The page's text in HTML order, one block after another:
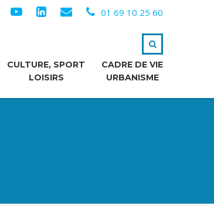
01 69 10 25 60
CULTURE, SPORT
LOISIRS
CADRE DE VIE
URBANISME